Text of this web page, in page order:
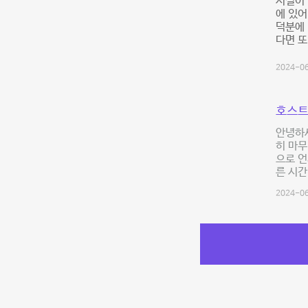
에 있
덕분
다면
2024-
호스
안녕하
히 마
으로
른 시
2024-